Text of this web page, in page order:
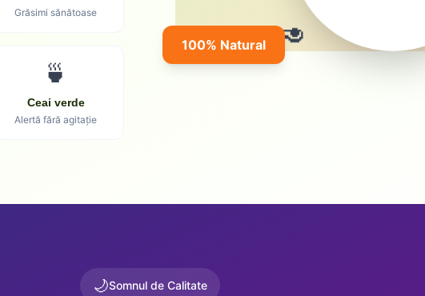
Grăsimi sănătoase
🍵
Ceai verde
Alertă fără agitație
🥑
100% Natural
🌙Somnul de Calitate